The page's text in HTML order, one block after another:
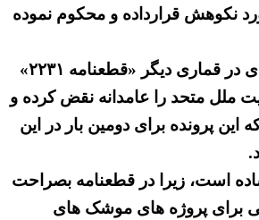
نکوهش قرارداده و محکوم نموده
براین منطق خامنه ای در قماری دیگر «قطعنامه ۲۲۳۱»
ملل متحد را عامدانه نقض کرده و
پرونده برای دومین بار در این
است، زیرا در قطعنامه بصراحت
برای پروژه های موشک های